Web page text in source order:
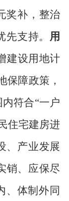
奖补，整治
先支持。 用
建设用地计
保障政策，
符合“一户
住宅建房进
、产业发展
销、应保尽
、体制外同